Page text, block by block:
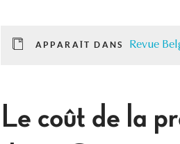
APPARAÎT DANS Revue
Le coût de la